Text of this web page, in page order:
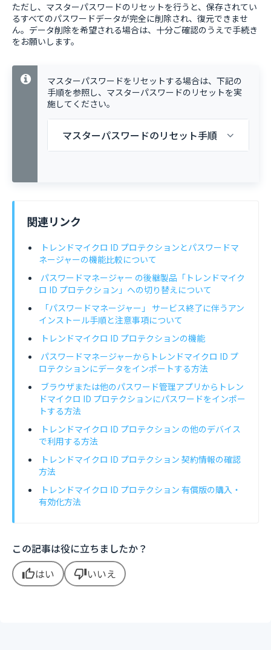
ただし、マスターパスワードのリセットを行うと、保存されてい
るすべてのパスワードデータが完全に削除され、復元できませ
ん。データ削除を希望される場合は、十分ご確認のうえで手続き
をお願いします。
マスターパスワードをリセットする場合は、下記の
手順を参照し、マスターパスワードのリセットを実
施してください。
マスターパスワードのリセット手順
関連リンク
トレンドマイクロ ID プロテクションとパスワードマ
ネージャーの機能比較について
パスワードマネージャー の後継製品「トレンドマイク
ロ ID プロテクション」への切り替えについて
「パスワードマネージャー」 サービス終了に伴うアン
インストール手順と注意事項について
トレンドマイクロ ID プロテクションの機能
パスワードマネージャーからトレンドマイクロ ID プ
ロテクションにデータをインポートする方法
ブラウザまたは他のパスワード管理アプリからトレン
ドマイクロ ID プロテクションにパスワードをインポー
トする方法
トレンドマイクロ ID プロテクション の他のデバイス
で利用する方法
トレンドマイクロ ID プロテクション 契約情報の確認
方法
トレンドマイクロ ID プロテクション 有償版の購入・
有効化方法
この記事は役に立ちましたか？
thumb_upはい thumb_downいいえ